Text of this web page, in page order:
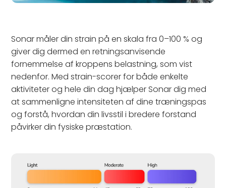
Sonar måler din strain på en skala fra 0–100 % og
giver dig dermed en retningsanvisende
fornemmelse af kroppens belastning, som vist
nedenfor. Med strain-scorer for både enkelte
aktiviteter og hele din dag hjælper Sonar dig med
at sammenligne intensiteten af dine træningspas
og forstå, hvordan din livsstil i bredere forstand
påvirker din fysiske præstation.